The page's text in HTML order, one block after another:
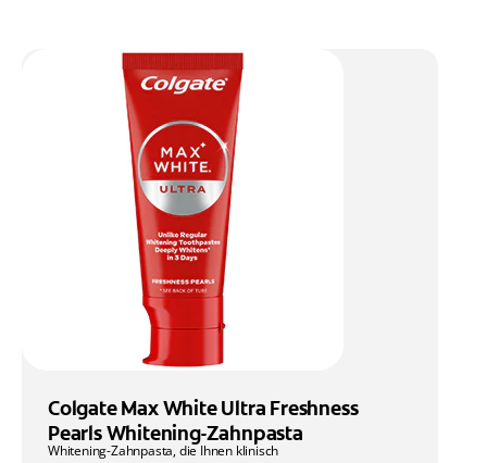
Colgate Max White Ultra Freshness
Pearls Whitening-Zahnpasta
Whitening-Zahnpasta, die Ihnen klinisch